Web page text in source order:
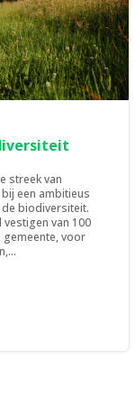
streek van
een ambitieus
biodiversiteit.
vestigen van 100
gemeente, voor